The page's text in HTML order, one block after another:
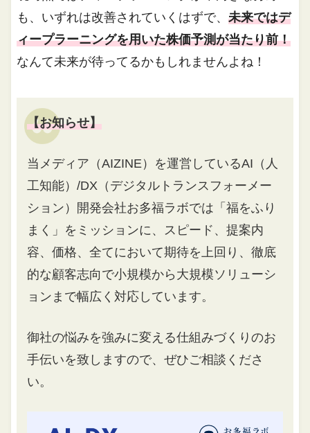
も、いずれは改善されていくはずで、未来ではデ
ィープラーニングを用いた株価予測が当たり前！
なんて未来が待ってるかもしれませんよね！
【お知らせ】
当メディア（AIZINE）を運営しているAI（人
工知能）/DX（デジタルトランスフォーメー
ション）開発会社お多福ラボでは「福をふり
まく」をミッションに、スピード、提案内
容、価格、全てにおいて期待を上回り、徹底
的な顧客志向で小規模から大規模ソリューシ
ョンまで幅広く対応しています。
御社の悩みを強みに変える仕組みづくりのお
手伝いを致しますので、ぜひご相談くださ
い。